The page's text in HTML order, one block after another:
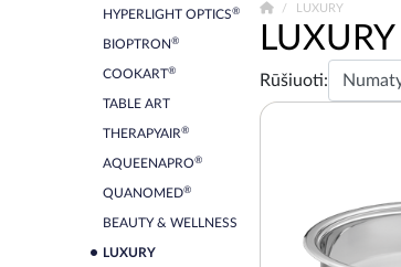
HYPERLIGHT OPTICS®
BIOPTRON®
COOKART®
TABLE ART
THERAPYAIR®
AQUEENAPRO®
QUANOMED®
BEAUTY & WELLNESS
LUXURY
LUXURY
LUXURY
Rūšiuoti: